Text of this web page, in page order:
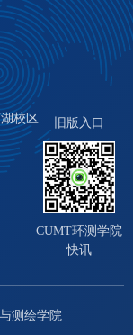
校区
旧版入口
CUMT环测学院
快讯
测绘学院